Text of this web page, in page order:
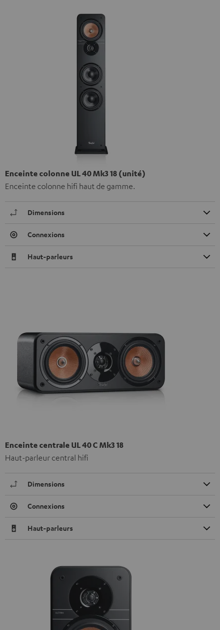
Enceinte colonne UL 40 Mk3 18 (unité)
Enceinte colonne hifi haut de gamme.
Dimensions
Connexions
Haut-parleurs
Enceinte centrale UL 40 C Mk3 18
Haut-parleur central hifi
Dimensions
Connexions
Haut-parleurs